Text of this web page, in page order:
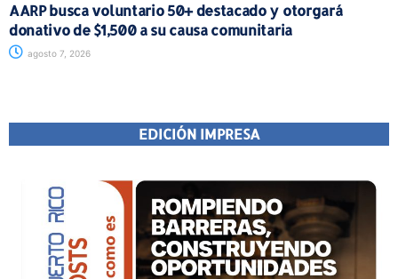
AARP busca voluntario 50+ destacado y otorgará
donativo de $1,500 a su causa comunitaria
agosto 7, 2026
EDICIÓN IMPRESA